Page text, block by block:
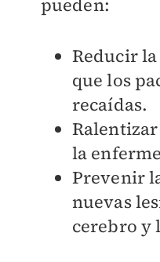
Reducir
que los
recaídas.
la
Prevenir
nuevas
cerebro y